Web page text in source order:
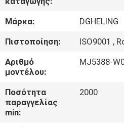
ΓΎΡΟΣ
ΕΡΓΟΣΤΑΣΊΩΝ
ΠΟΙΟΤΙΚΌΣ
ΈΛΕΓΧΟΣ
ΜΑΣ
Μάρκα:
DGHELING
Πιστοποίηση:
ISO9001 ,
Αριθμό
μοντέλου:
MJ5388-
Ποσότητα
παραγγελίας
min:
2000